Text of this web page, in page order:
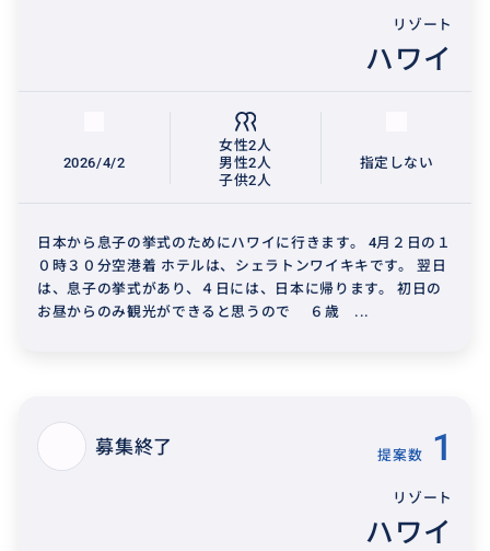
リゾート
ハワイ
2026/4/2
女性2人
男性2人
子供2人
指定しない
日本から息子の挙式のためにハワイに行きます。 4月２日の１
０時３０分空港着 ホテルは、シェラトンワイキキです。 翌日
は、息子の挙式があり、４日には、日本に帰ります。 初日の
お昼からのみ観光ができると思うので ６歳 ...
募集終了 提案数 1
リゾート
ハワイ